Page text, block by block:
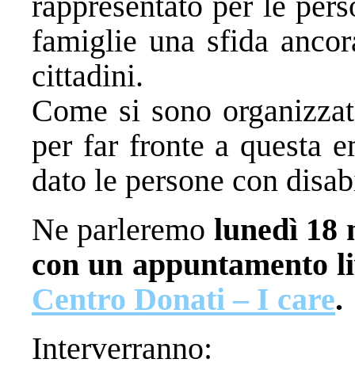
famiglie una sfida
cittadini.
Come si sono
per far fronte a questa
dato le persone con
Ne parleremo lunedì 18
con un appuntamento
Centro Donati – I care.
Interverranno: